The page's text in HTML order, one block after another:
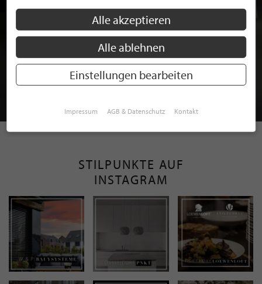
BEWERBEN SIE SICH FÜR EINE GRATIS
MITGLIEDSCHAFT BEI STILPUNKTE®
STILPUNKTE AUF
INSTAGRAM
Alle akzeptieren
Alle ablehnen
Einstellungen bearbeiten
Impressum AGB & Datenschutz Kontakt